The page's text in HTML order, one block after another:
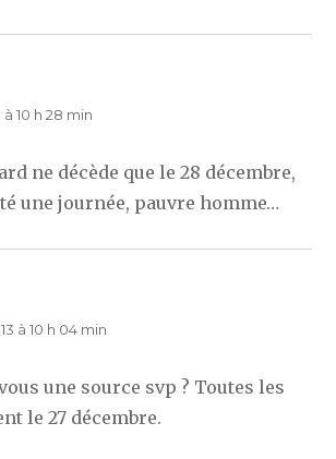
10 h 28 min
ne décède que le 28 décembre,
une journée, pauvre homme…
à 10 h 04 min
une source svp ? Toutes les
le 27 décembre.